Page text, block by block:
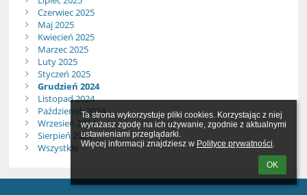
Ta strona wykorzystuje pliki cookies. Korzystając z niej
wyrażasz zgodę na ich używanie, zgodnie z aktualnymi
ustawieniami przeglądarki.
Więcej informacji znajdziesz w Polityce prywatności.
OK
Czerwiec 2025
Maj 2025
Kwiecień 2025
Marzec 2025
Luty 2025
Styczeń 2025
Grudzień 2024
Listopad 2024
Październik 2024
Wrzesień 2024
Sierpień 2024
Wszystkie